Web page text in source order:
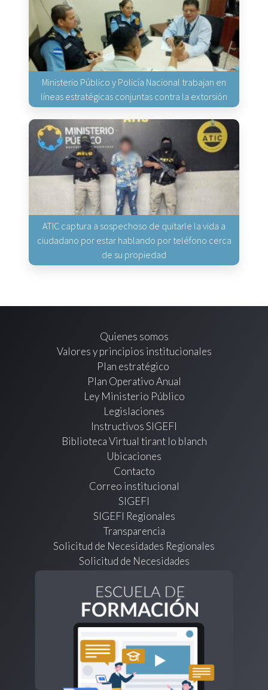
Ministerio Público y Policía Nacional trabajan en
líneas estratégicas conjuntas contra la extorsión
ATIC captura a sospechoso de quitarle la vida a
ciudadano por estar hablando por teléfono cerca
de su propiedad
Quienes somos
Valores y principios institucionales
Plan estratégico
Plan Operativo Anual
Ley Ministerio Público
Legislaciones
Instructivos SIGEFI
Biblioteca Virtual tirant lo blanch
Ubicaciones
Contacto
Correo institucional
SIGEFI
SIGEFI Regionales
Transparencia
Solicitud de Necesidades Regionales
Solicitud de Necesidades